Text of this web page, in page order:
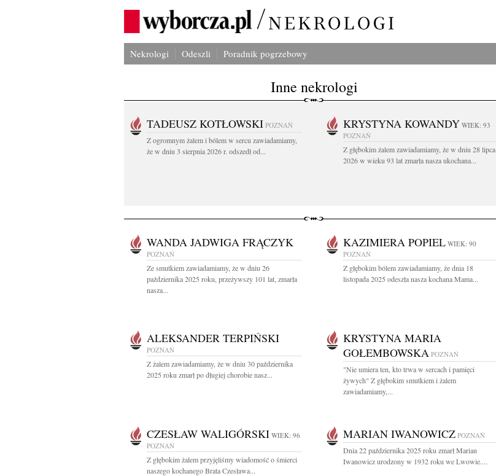
Nekrologi Odeszli Poradnik pogrzebowy
Inne nekrologi
TADEUSZ KOTŁOWSKI POZNAŃ
Z ogromnym żalem i bólem w sercu zawiadamiamy,
że w dniu 3 sierpnia 2026 r. odszedł od...
KRYSTYNA KOWANDY WIEK: 93
POZNAŃ
Z głębokim żalem zawiadamiamy, że w dniu 28 lipca
2026 w wieku 93 lat zmarła nasza ukochana...
WANDA JADWIGA FRĄCZYK
POZNAŃ
Ze smutkiem zawiadamiamy, że w dniu 26
października 2025 roku, przeżywszy 101 lat, zmarła
nasza...
KAZIMIERA POPIEL WIEK: 90
POZNAŃ
Z głębokim bólem zawiadamiamy, że dnia 18
listopada 2025 odeszła nasza kochana Mama...
ALEKSANDER TERPIŃSKI
POZNAŃ
Z żalem zawiadamiamy, że w dniu 30 października
2025 roku zmarł po długiej chorobie nasz...
KRYSTYNA MARIA
GOŁEMBOWSKA POZNAŃ
"Nie umiera ten, kto trwa w sercach i pamięci
żywych" Z głębokim smutkiem i żalem
zawiadamiamy,...
CZESŁAW WALIGÓRSKI WIEK: 96
POZNAŃ
Z głębokim żalem przyjęliśmy wiadomość o śmierci
naszego kochanego Brata Czesława...
MARIAN IWANOWICZ POZNAŃ
Dnia 22 października 2025 roku zmarł Marian
Iwanowicz urodzony w 1932 roku we Lwowie....